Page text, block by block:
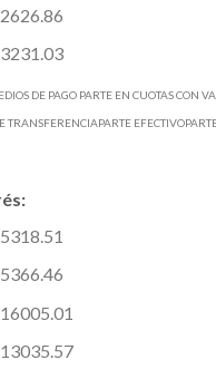
DE PAGO PARTE EN CUOTAS CON
TRANSFERENCIAPARTE